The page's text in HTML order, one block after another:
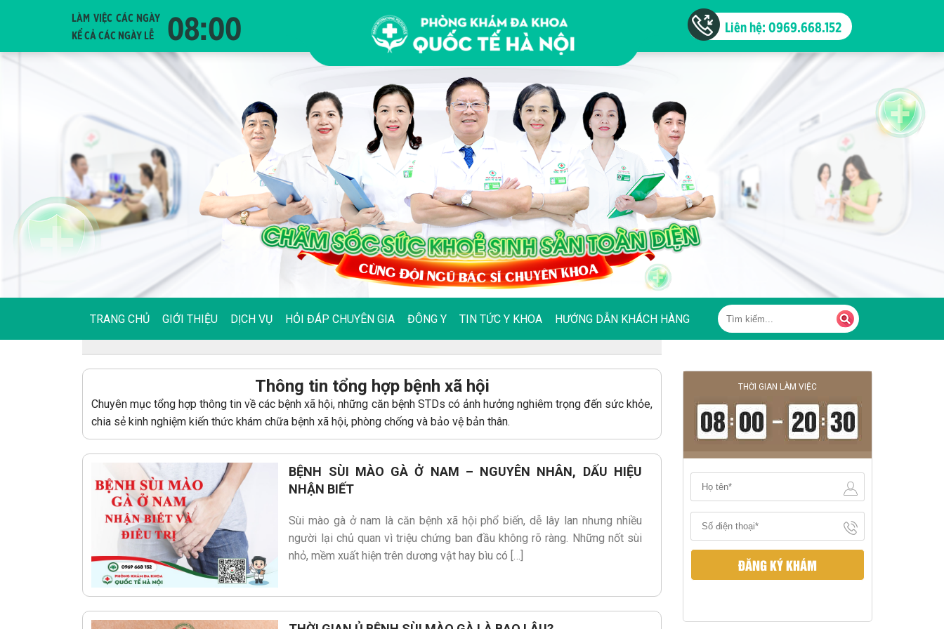
LÀM VIỆC CÁC NGÀY
KỂ CẢ CÁC NGÀY LỄ
08:00 Liên hệ: 0969.668.152
TRANG CHỦ GIỚI THIỆU DỊCH VỤ HỎI ĐÁP CHUYÊN GIA ĐÔNG Y TIN TỨC Y KHOA HƯỚNG DẪN KHÁCH HÀNG
Thông tin tổng hợp bệnh xã hội
Chuyên mục tổng hợp thông tin về các bệnh xã hội, những căn bệnh STDs có ảnh hưởng nghiêm trọng đến sức khỏe,
chia sẻ kinh nghiệm kiến thức khám chữa bệnh xã hội, phòng chống và bảo vệ bản thân.
BỆNH SÙI MÀO GÀ Ở NAM – NGUYÊN NHÂN, DẤU HIỆU
NHẬN BIẾT
Sùi mào gà ở nam là căn bệnh xã hội phổ biến, dễ lây lan nhưng nhiều
người lại chủ quan vì triệu chứng ban đầu không rõ ràng. Những nốt sùi
nhỏ, mềm xuất hiện trên dương vật hay bìu có […]
THỜI GIAN LÀM VIỆC
ĐĂNG KÝ KHÁM